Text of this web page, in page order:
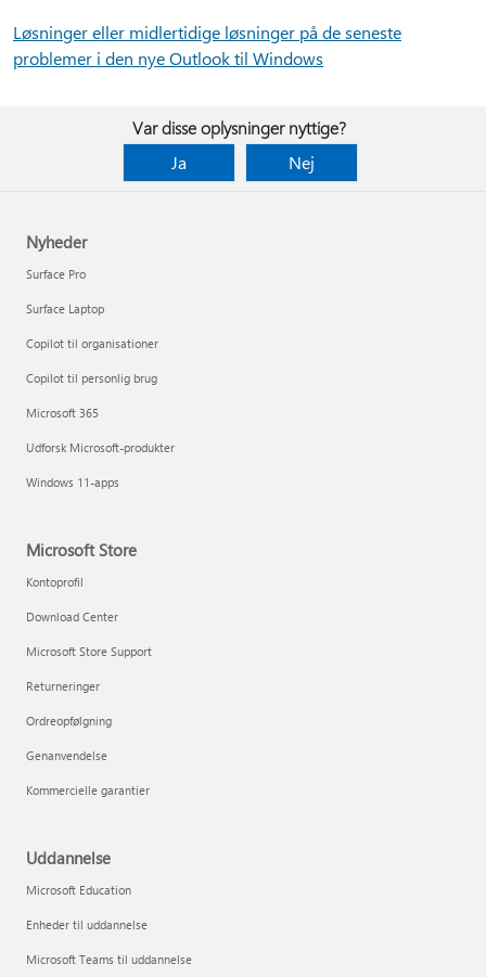
Løsninger eller midlertidige løsninger på de seneste
problemer i den nye Outlook til Windows
Var disse oplysninger nyttige?
Ja
Nej
Nyheder
Surface Pro
Surface Laptop
Copilot til organisationer
Copilot til personlig brug
Microsoft 365
Udforsk Microsoft-produkter
Windows 11-apps
Microsoft Store
Kontoprofil
Download Center
Microsoft Store Support
Returneringer
Ordreopfølgning
Genanvendelse
Kommercielle garantier
Uddannelse
Microsoft Education
Enheder til uddannelse
Microsoft Teams til uddannelse